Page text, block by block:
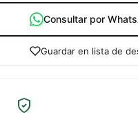
Consultar por
Guardar en lista de